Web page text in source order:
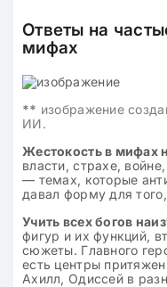
Ответы на
мифах
** изображение
ИИ.
Жестокость в мифах
власти, страхе,
— темах, которые
давал форму для
Учить всех богов
фигур и их функций,
сюжеты. Главного
есть центры
Ахилл, Одиссей в